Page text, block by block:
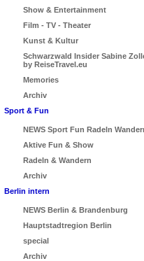
Show & Entertainment
Film - TV - Theater
Kunst & Kultur
Schwarzwald Insider Sabine
by ReiseTravel.eu
Memories
Archiv
Sport & Fun
NEWS Sport Fun Radeln
Aktive Fun & Show
Radeln & Wandern
Archiv
Berlin intern
NEWS Berlin & Brandenburg
Hauptstadtregion Berlin
special
Archiv